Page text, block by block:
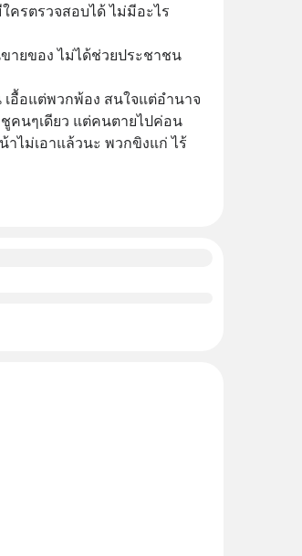
ครตรวจสอบได้ ไม่มีอะไร
ายของ ไม่ได้ช่วยประชาชน
อื้อแต่พวกพ้อง สนใจแต่อำนาจ
คนๆเดียว แต่คนตายไปค่อน
ไม่เอาแล้วนะ พวกขิงแก่ ไร้